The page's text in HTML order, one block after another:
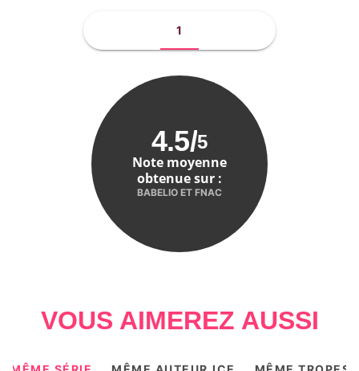
1
4.5/5
Note moyenne
obtenue sur :
BABELIO ET FNAC
VOUS AIMEREZ AUSSI